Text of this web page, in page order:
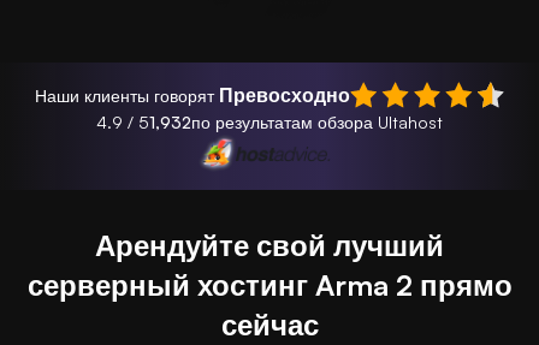
Наши клиенты говорят Превосходно
4.9 / 51,932по результатам обзора Ultahost
Арендуйте свой лучший
серверный хостинг Arma 2 прямо
сейчас